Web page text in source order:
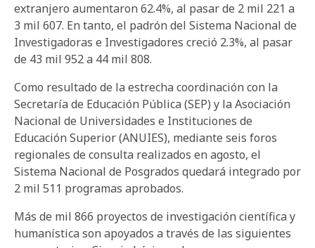
extranjero aumentaron 62.4%, al pasar de 2 mil 221 a
3 mil 607. En tanto, el padrón del Sistema Nacional de
Investigadoras e Investigadores creció 2.3%, al pasar
de 43 mil 952 a 44 mil 808.
Como resultado de la estrecha coordinación con la
Secretaría de Educación Pública (SEP) y la Asociación
Nacional de Universidades e Instituciones de
Educación Superior (ANUIES), mediante seis foros
regionales de consulta realizados en agosto, el
Sistema Nacional de Posgrados quedará integrado por
2 mil 511 programas aprobados.
Más de mil 866 proyectos de investigación científica y
humanística son apoyados a través de las siguientes